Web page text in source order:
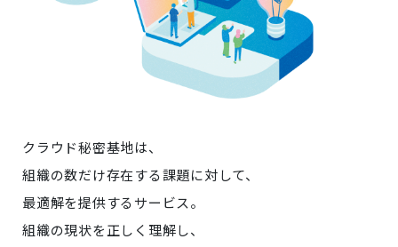
クラウド秘密基地は、
組織の数だけ存在する課題に対して、
最適解を提供するサービス。
組織の現状を正しく理解し、